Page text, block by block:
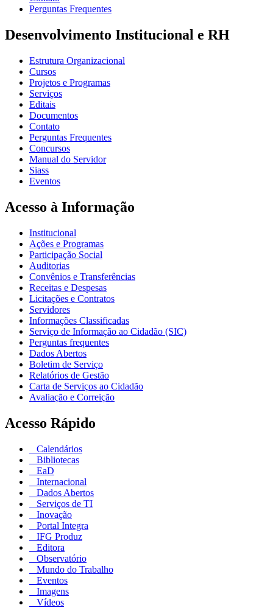
Perguntas Frequentes
Desenvolvimento Institucional e RH
Estrutura Organizacional
Cursos
Projetos e Programas
Serviços
Editais
Documentos
Contato
Perguntas Frequentes
Concursos
Manual do Servidor
Siass
Eventos
Acesso à Informação
Institucional
Ações e Programas
Participação Social
Auditorias
Convênios e Transferências
Receitas e Despesas
Licitações e Contratos
Servidores
Informações Classificadas
Serviço de Informação ao Cidadão (SIC)
Perguntas frequentes
Dados Abertos
Boletim de Serviço
Relatórios de Gestão
Carta de Serviços ao Cidadão
Avaliação e Correição
Acesso Rápido
Calendários
Bibliotecas
EaD
Internacional
Dados Abertos
Serviços de TI
Inovação
Portal Integra
IFG Produz
Editora
Observatório
Mundo do Trabalho
Eventos
Imagens
Vídeos